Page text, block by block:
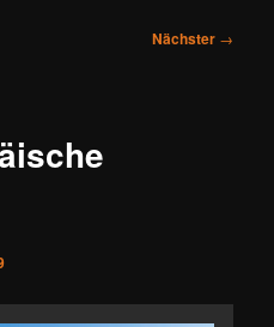
Nächster →